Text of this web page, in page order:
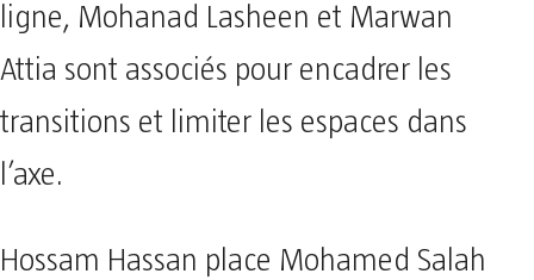
ligne, Mohanad Lasheen et Marwan
Attia sont associés pour encadrer les
transitions et limiter les espaces dans
l’axe.
Hossam Hassan place Mohamed Salah